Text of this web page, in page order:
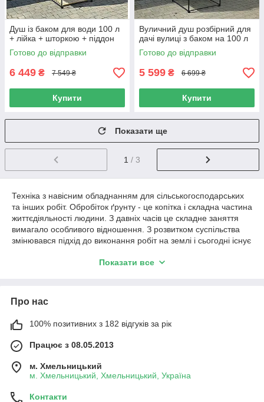
Душ із баком для води 100 л
+ лійка + шторкою + піддон
Готово до відправки
6 449 ₴ 7 549 ₴
Купити
Вуличний душ розбірний для
дачі вулиці з баком на 100 л
Готово до відправки
5 599 ₴ 6 699 ₴
Купити
Показати ще
1 / 3
Техніка з навісним обладнанням для сільськогосподарських
та інших робіт. Обробіток ґрунту - це копітка і складна частина
життєдіяльності людини. З давніх часів це складне заняття
вимагало особливого відношення. З розвитком суспільства
змінювався підхід до виконання робіт на землі і сьогодні існує
грунту. Найпоширенішими та найефективнішими діячами-
трактора залежать від навісного обладнання. Хороше
оснащення дозволить зробити такий агрегат, який здатний
замінити цілу низку сільськогосподарської техніки, бурових та
будівельних машин.
Показати все
Про нас
100% позитивних з 182 відгуків за рік
Працює з 08.05.2013
м. Хмельницький
м. Хмельницький, Хмельницький, Україна
Контакти